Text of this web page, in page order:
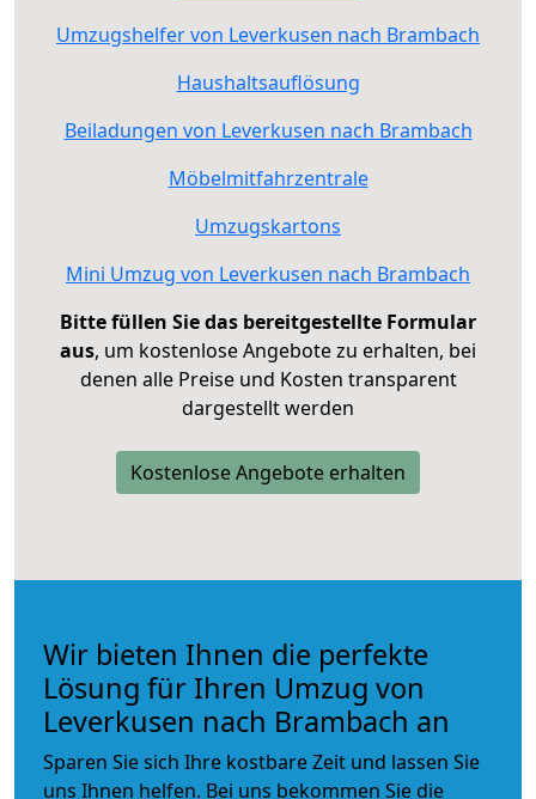
Umzugshelfer von Leverkusen nach Brambach
Haushaltsauflösung
Beiladungen von Leverkusen nach Brambach
Möbelmitfahrzentrale
Umzugskartons
Mini Umzug von Leverkusen nach Brambach
Bitte füllen Sie das bereitgestellte Formular
aus, um kostenlose Angebote zu erhalten, bei
denen alle Preise und Kosten transparent
dargestellt werden
Kostenlose Angebote erhalten
Wir bieten Ihnen die perfekte
Lösung für Ihren Umzug von
Leverkusen nach Brambach an
Sparen Sie sich Ihre kostbare Zeit und lassen Sie
uns Ihnen helfen. Bei uns bekommen Sie die